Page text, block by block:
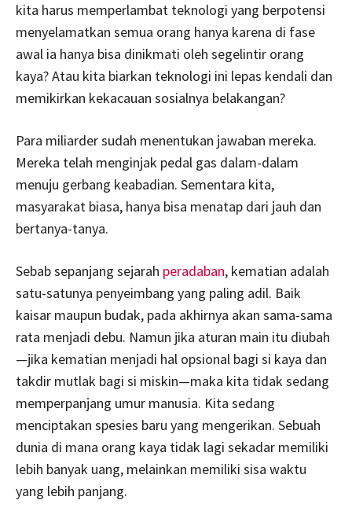
kita harus memperlambat teknologi yang berpotensi
menyelamatkan semua orang hanya karena di fase
awal ia hanya bisa dinikmati oleh segelintir orang
kaya? Atau kita biarkan teknologi ini lepas kendali dan
memikirkan kekacauan sosialnya belakangan?
Para miliarder sudah menentukan jawaban mereka.
Mereka telah menginjak pedal gas dalam-dalam
menuju gerbang keabadian. Sementara kita,
masyarakat biasa, hanya bisa menatap dari jauh dan
bertanya-tanya.
Sebab sepanjang sejarah peradaban, kematian adalah
satu-satunya penyeimbang yang paling adil. Baik
kaisar maupun budak, pada akhirnya akan sama-sama
rata menjadi debu. Namun jika aturan main itu diubah
—jika kematian menjadi hal opsional bagi si kaya dan
takdir mutlak bagi si miskin—maka kita tidak sedang
memperpanjang umur manusia. Kita sedang
menciptakan spesies baru yang mengerikan. Sebuah
dunia di mana orang kaya tidak lagi sekadar memiliki
lebih banyak uang, melainkan memiliki sisa waktu
yang lebih panjang.